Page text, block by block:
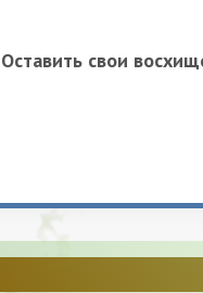
Оставить свои